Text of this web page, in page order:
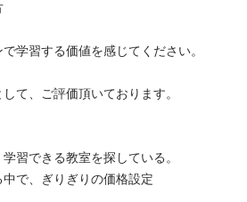
学習する価値を感じてください。
て、ご評価頂いております。
学習できる教室を探している。
で、ぎりぎりの価格設定